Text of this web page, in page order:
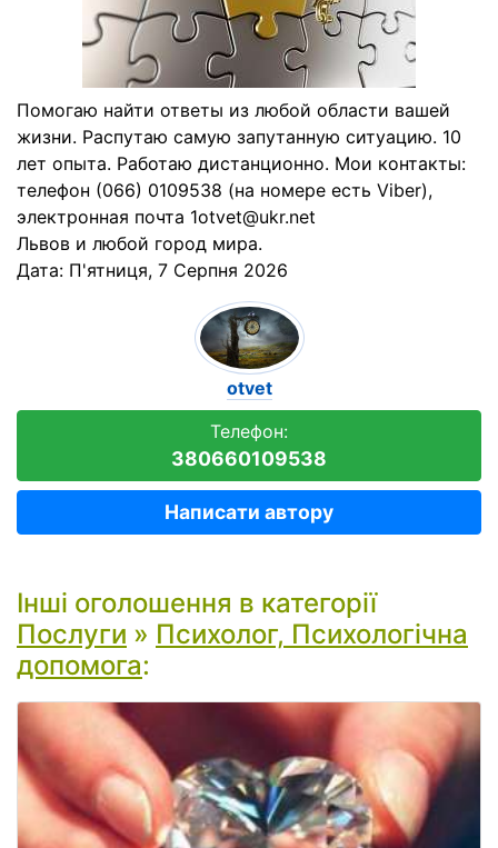
Помогаю найти ответы из любой области вашей
жизни. Распутаю самую запутанную ситуацию. 10
лет опыта. Работаю дистанционно. Мои контакты:
телефон (066) 0109538 (на номере есть Viber),
электронная почта 1otvet@ukr.net
Львов и любой город мира.
Дата: П'ятниця, 7 Серпня 2026
otvet
Телефон:
380660109538
Написати автору
Інші оголошення в категорії
Послуги » Психолог, Психологічна
допомога: